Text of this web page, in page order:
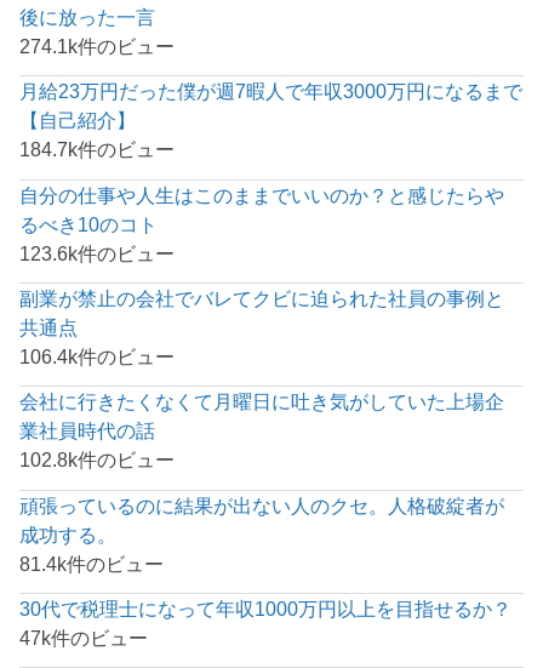
後に放った一言
274.1k件のビュー
月給23万円だった僕が週7暇人で年収3000万円になるまで
【自己紹介】
184.7k件のビュー
自分の仕事や人生はこのままでいいのか？と感じたらや
るべき10のコト
123.6k件のビュー
副業が禁止の会社でバレてクビに迫られた社員の事例と
共通点
106.4k件のビュー
会社に行きたくなくて月曜日に吐き気がしていた上場企
業社員時代の話
102.8k件のビュー
頑張っているのに結果が出ない人のクセ。人格破綻者が
成功する。
81.4k件のビュー
30代で税理士になって年収1000万円以上を目指せるか？
47k件のビュー